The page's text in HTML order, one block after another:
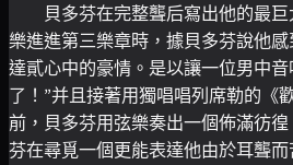
貝多芬在完整聾后寫出他的最
樂進進第三樂章時，據貝多芬說他
達貳心中的豪情。是以讓一位男中
了！”并且接著用獨唱唱列席勒的《
前，貝多芬用弦樂奏出一個佈滿彷
芬在尋覓一個更能表達他由於耳聾而